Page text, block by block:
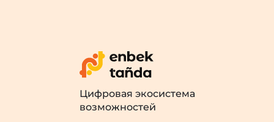
Цифровая экосистема
возможностей